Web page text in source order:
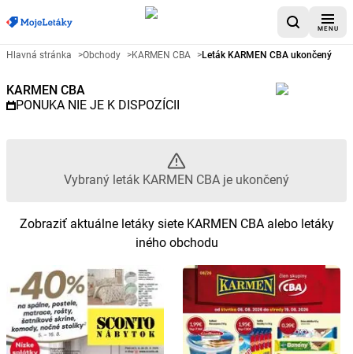
MENU
Reklamný leták KARMEN CBA
Hlavná stránka >Obchody >KARMEN CBA >Leták KARMEN CBA ukončený
KARMEN CBA
PONUKA NIE JE K DISPOZÍCII
Vybraný leták KARMEN CBA je ukončený
Zobraziť aktuálne letáky siete KARMEN CBA alebo letáky
iného obchodu